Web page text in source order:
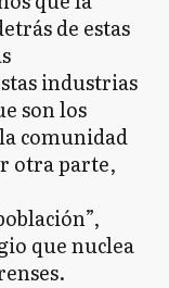
de estas
industrias
son los
comunidad
otra parte,
que nuclea